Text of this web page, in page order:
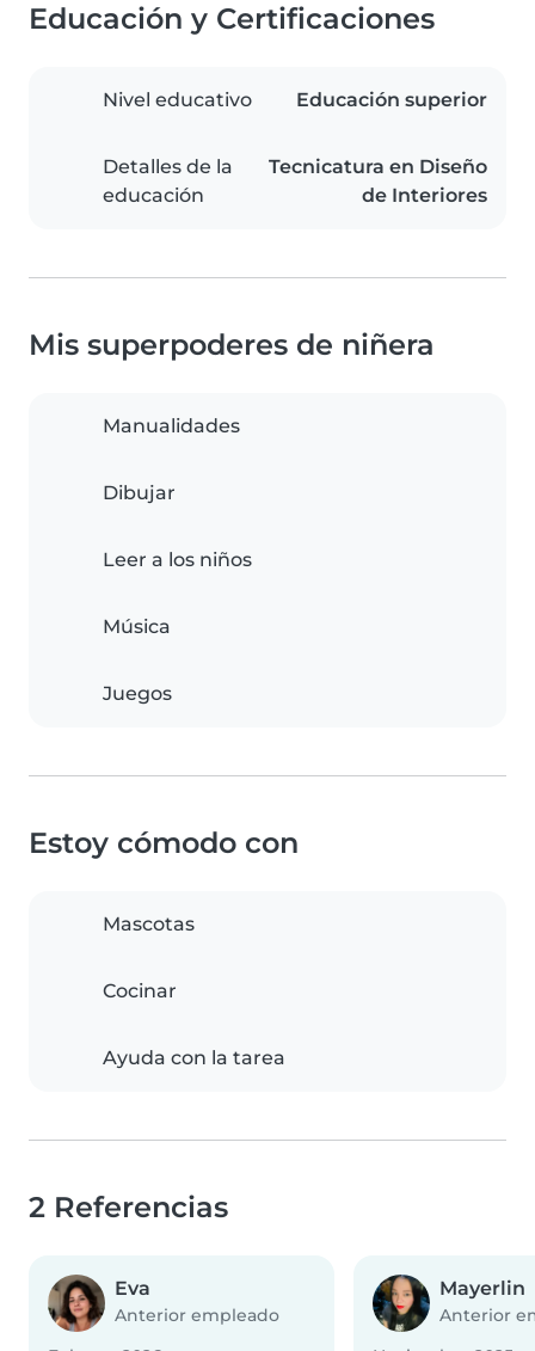
Educación y Certificaciones
Nivel educativo Educación superior
Detalles de la
educación
Tecnicatura en Diseño
de Interiores
Mis superpoderes de niñera
Manualidades
Dibujar
Leer a los niños
Música
Juegos
Estoy cómodo con
Mascotas
Cocinar
Ayuda con la tarea
2 Referencias
Eva
Anterior empleado
Mayerlin
Anterior